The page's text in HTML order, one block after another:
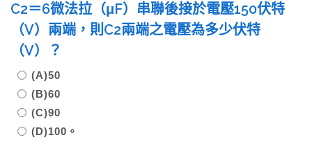
C2＝6微法拉（μF）串聯後接於電壓150伏特
（V）兩端，則C2兩端之電壓為多少伏特
（V）？
(A)50
(B)60
(C)90
(D)100。